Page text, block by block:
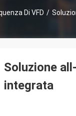
Di VFD /
Soluzione
integrata